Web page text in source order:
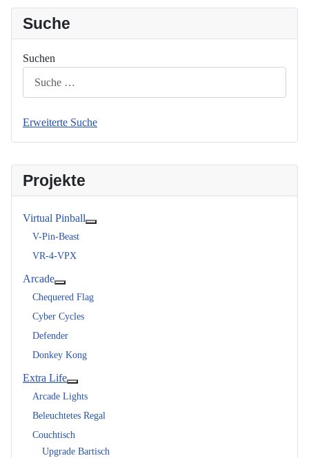
Projekte
Virtual Pinball
V-Pin-Beast
VR-4-VPX
Arcade
Chequered Flag
Cyber Cycles
Defender
Donkey Kong
Extra Life
Arcade Lights
Beleuchtetes Regal
Couchtisch
Upgrade Bartisch
Suche
Suchen
Erweiterte Suche